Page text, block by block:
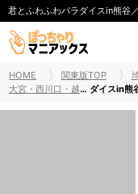
君とふわふわパラダイスin熊
HOME 関東版TOP
大宮・西川口・越谷ぽっちゃりデリヘル ダイスin熊